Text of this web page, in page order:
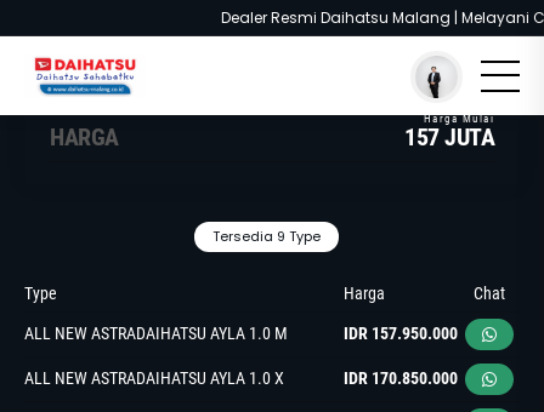
Beranda /Model/Daihatsu Ayla
Dealer Resmi Daihatsu Malang | Melayani
HARGA 157 JUTA
Tersedia 9 Type
Type Harga Chat
ALL NEW ASTRADAIHATSU AYLA 1.0 M IDR 157.950.000
ALL NEW ASTRADAIHATSU AYLA 1.0 X IDR 170.850.000